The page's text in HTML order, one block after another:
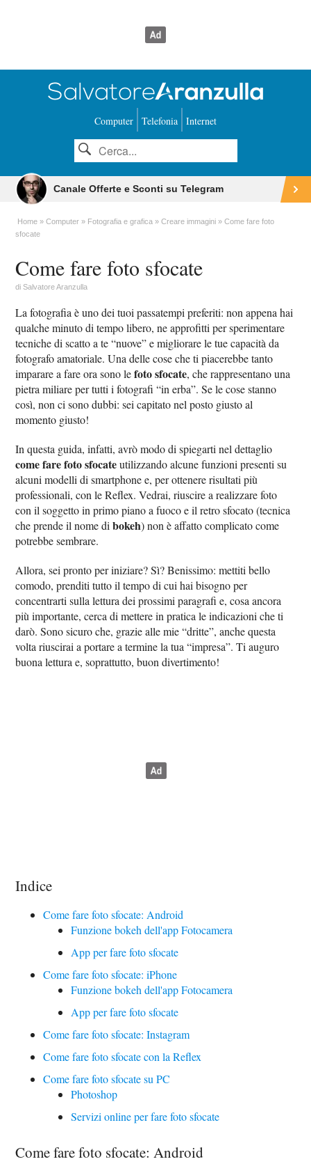
Computer Telefonia Internet
Canale Offerte e Sconti su Telegram
Home Computer Fotografia e grafica Creare immagini
Come fare foto
sfocate
Come fare foto sfocate
diSalvatore Aranzulla
La fotografia è uno dei tuoi passatempi preferiti: non appena hai
qualche minuto di tempo libero, ne approfitti per sperimentare
tecniche di scatto a te “nuove” e migliorare le tue capacità da
fotografo amatoriale. Una delle cose che ti piacerebbe tanto
imparare a fare ora sono lefoto sfocate, che rappresentano una
pietra miliare per tutti i fotografi “in erba”. Se le cose stanno
così, non ci sono dubbi: sei capitato nel posto giusto al
momento giusto!
In questa guida, infatti, avrò modo di spiegarti nel dettaglio
come fare foto sfocateutilizzando alcune funzioni presenti su
alcuni modelli di smartphone e, per ottenere risultati più
professionali, con le Reflex. Vedrai, riuscire a realizzare foto
con il soggetto in primo piano a fuoco e il retro sfocato (tecnica
che prende il nome dibokeh) non è affatto complicato come
potrebbe sembrare.
Allora, sei pronto per iniziare? Sì? Benissimo: mettiti bello
comodo, prenditi tutto il tempo di cui hai bisogno per
concentrarti sulla lettura dei prossimi paragrafi e, cosa ancora
più importante, cerca di mettere in pratica le indicazioni che ti
darò. Sono sicuro che, grazie alle mie “dritte”, anche questa
volta riuscirai a portare a termine la tua “impresa”. Ti auguro
buona lettura e, soprattutto, buon divertimento!
Indice
Come fare foto sfocate: Android
Funzione bokeh dell'app Fotocamera
App per fare foto sfocate
Come fare foto sfocate: iPhone
Funzione bokeh dell'app Fotocamera
App per fare foto sfocate
Come fare foto sfocate: Instagram
Come fare foto sfocate con la Reflex
Come fare foto sfocate su PC
Photoshop
Servizi online per fare foto sfocate
Come fare foto sfocate: Android